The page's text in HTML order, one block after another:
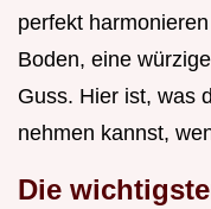
perfekt
Boden, eine
Guss. Hier ist, was
nehmen kannst,
Die